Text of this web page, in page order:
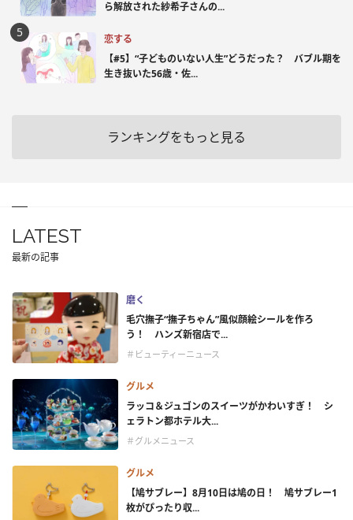
ら解放された紗希子さんの...
恋する
【#5】“子どものいない人生”どうだった？ バブル期を
生き抜いた56歳・佐...
ランキングをもっと見る
LATEST
最新の記事
磨く
毛穴撫子“撫子ちゃん”風似顔絵シールを作ろ
う！ ハンズ新宿店で...
＃ビューティーニュース
グルメ
ラッコ＆ジュゴンのスイーツがかわいすぎ！ シ
ェラトン都ホテル大...
＃グルメニュース
グルメ
【鳩サブレー】8月10日は鳩の日！ 鳩サブレー1
枚がぴったり収...